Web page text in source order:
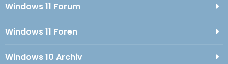
Windows 11 Forum
Windows 11 Foren
Windows 10 Archiv